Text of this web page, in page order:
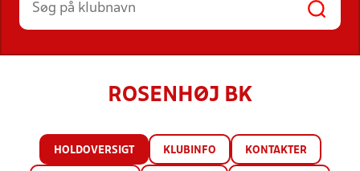
ROSENHØJ BK
HOLDOVERSIGT KLUBINFO KONTAKTER